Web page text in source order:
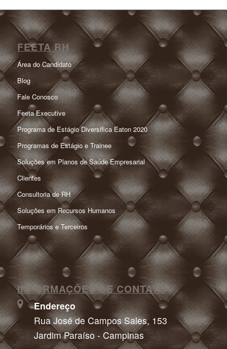
FEETA RH
Área do Candidato
Blog
Fale Conosco
Feeta Executive
Programa de Estágio Diversifica Eaton 2020
Programas de Estágio e Trainee
Soluções em Planos de Saúde Empresarial
Clientes
Consultoria de RH
Soluções em Recursos Humanos
Temporários e Terceiros
INFORMAÇÕES DE CONTATO
Endereço
Rua José de Campos Sales, 153
Jardim Paraíso - Campinas